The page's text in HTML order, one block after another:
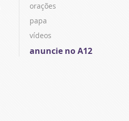
orações
papa
vídeos
anuncie no A12